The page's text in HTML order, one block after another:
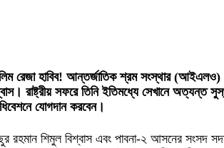
রেজা হাবিব! আন্তর্জাতিক শ্রম সংস্থার
রাষ্ট্রীয় সফরে তিনি ইতিমধ্যে সেখানে
যোগদান করবেন।
রহমান শিমুল বিশ্বাস এবং পাবনা-২ আসনের